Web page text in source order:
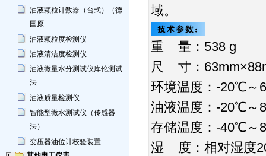
油液颗粒计数器（台式）（德
国原…
油液颗粒度检测仪
油液清洁度检测仪
油液微量水分测试仪库伦测试
法
油液质量检测仪
智能型微水测试仪（传感器
法）
变压器油位计校验装置
域。
重 量：538 g
尺 寸：
环境温度：-20℃～
油液温度：-20℃～
存储温度：-40℃～
湿 度：相对湿度